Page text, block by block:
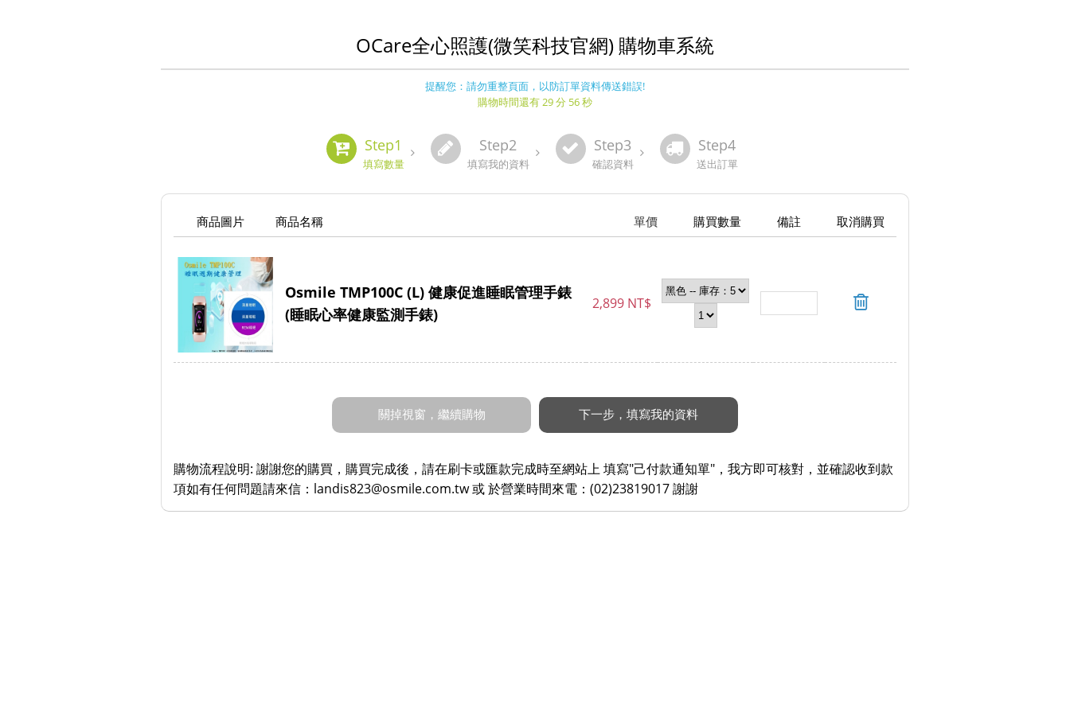
OCare全心照護(微笑科技官網) 購物車系統
提醒您：請勿重整頁面，以防訂單資料傳送錯誤!
購物時間還有 29 分 56 秒
Step1
填寫數量
Step2
填寫我的資料
Step3
確認資料
Step4
送出訂單
商品圖片 商品名稱 單價 購買數量 備註 取消購買
Osmile TMP100C (L) 健康促進睡眠管理手錶
(睡眠心率健康監測手錶)
2,899 NT$
購物流程說明: 謝謝您的購買，購買完成後，請在刷卡或匯款完成時至網站上 填寫"己付款通知單"，我方即可核對，並確認收到款
項如有任何問題請來信：landis823@osmile.com.tw 或 於營業時間來電：(02)23819017 謝謝